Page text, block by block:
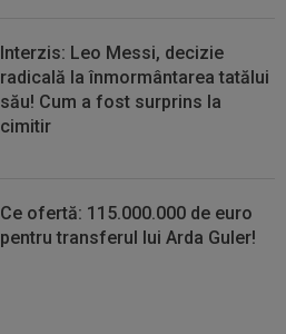
Interzis: Leo Messi, decizie
radicală la înmormântarea tatălui
său! Cum a fost surprins la
cimitir
Ce ofertă: 115.000.000 de euro
pentru transferul lui Arda Guler!